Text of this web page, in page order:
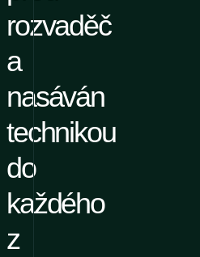
rozvaděč
a
nasáván
technikou
do
každého
z